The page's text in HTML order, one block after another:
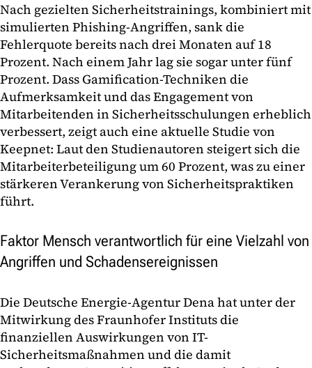
Nach gezielten Sicherheitstrainings, kombiniert mit
simulierten Phishing-Angriffen, sank die
Fehlerquote bereits nach drei Monaten auf 18
Prozent. Nach einem Jahr lag sie sogar unter fünf
Prozent. Dass Gamification-Techniken die
Aufmerksamkeit und das Engagement von
Mitarbeitenden in Sicherheitsschulungen erheblich
verbessert, zeigt auch eine aktuelle Studie von
Keepnet: Laut den Studienautoren steigert sich die
Mitarbeiterbeteiligung um 60 Prozent, was zu einer
stärkeren Verankerung von Sicherheitspraktiken
führt.
Faktor Mensch verantwortlich für eine Vielzahl von
Angriffen und Schadensereignissen
Die Deutsche Energie-Agentur Dena hat unter der
Mitwirkung des Fraunhofer Instituts die
finanziellen Auswirkungen von IT-
Sicherheitsmaßnahmen und die damit